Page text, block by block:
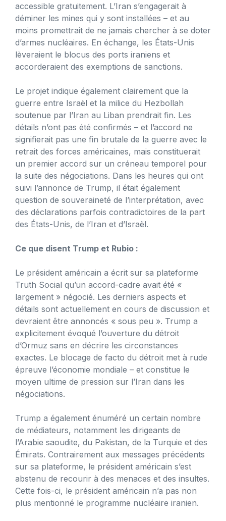
accessible gratuitement. L’Iran s’engagerait à
déminer les mines qui y sont installées – et au
moins promettrait de ne jamais chercher à se doter
d’armes nucléaires. En échange, les États-Unis
lèveraient le blocus des ports iraniens et
accorderaient des exemptions de sanctions.
Le projet indique également clairement que la
guerre entre Israël et la milice du Hezbollah
soutenue par l’Iran au Liban prendrait fin. Les
détails n’ont pas été confirmés – et l’accord ne
signifierait pas une fin brutale de la guerre avec le
retrait des forces américaines, mais constituerait
un premier accord sur un créneau temporel pour
la suite des négociations. Dans les heures qui ont
suivi l’annonce de Trump, il était également
question de souveraineté de l’interprétation, avec
des déclarations parfois contradictoires de la part
des États-Unis, de l’Iran et d’Israël.
Ce que disent Trump et Rubio :
Le président américain a écrit sur sa plateforme
Truth Social qu’un accord-cadre avait été «
largement » négocié. Les derniers aspects et
détails sont actuellement en cours de discussion et
devraient être annoncés « sous peu ». Trump a
explicitement évoqué l’ouverture du détroit
d’Ormuz sans en décrire les circonstances
exactes. Le blocage de facto du détroit met à rude
épreuve l’économie mondiale – et constitue le
moyen ultime de pression sur l’Iran dans les
négociations.
Trump a également énuméré un certain nombre
de médiateurs, notamment les dirigeants de
l’Arabie saoudite, du Pakistan, de la Turquie et des
Émirats. Contrairement aux messages précédents
sur sa plateforme, le président américain s’est
abstenu de recourir à des menaces et des insultes.
Cette fois-ci, le président américain n’a pas non
plus mentionné le programme nucléaire iranien.